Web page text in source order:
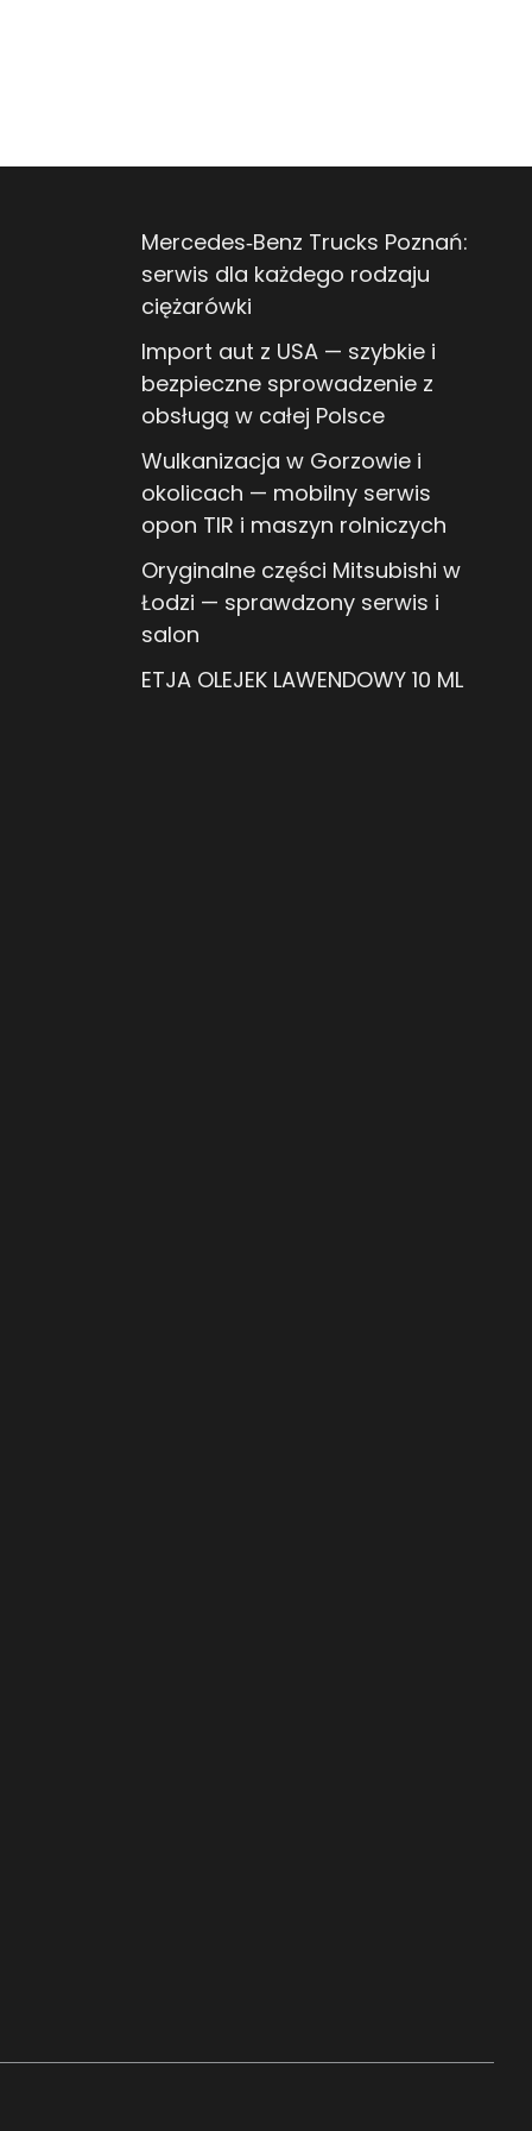
Mercedes‑Benz Trucks Poznań:
serwis dla każdego rodzaju
ciężarówki
Import aut z USA — szybkie i
bezpieczne sprowadzenie z
obsługą w całej Polsce
Wulkanizacja w Gorzowie i
okolicach — mobilny serwis
opon TIR i maszyn rolniczych
Oryginalne części Mitsubishi w
Łodzi — sprawdzony serwis i
salon
ETJA OLEJEK LAWENDOWY 10 ML